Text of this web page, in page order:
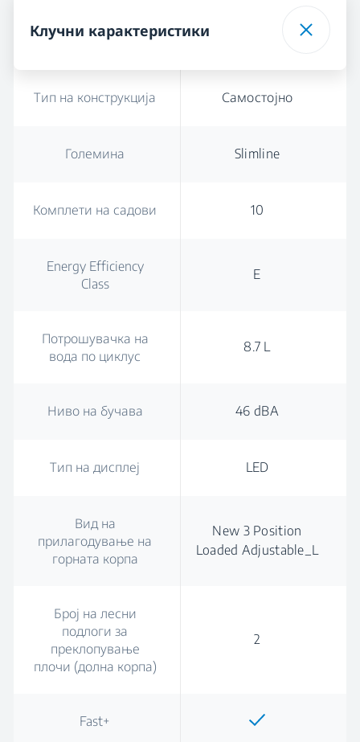
Клучни карактеристики
Тип на конструкција Самостојно
Големина Slimline
Комплети на садови 10
Energy Efficiency
Class
E
Потрошувачка на
вода по циклус
8.7 L
Ниво на бучава 46 dBA
Тип на дисплеј LED
Вид на
прилагодување на
горната корпа
New 3 Position
Loaded Adjustable_L
Број на лесни
подлоги за
преклопување
плочи (долна корпа)
2
Fast+